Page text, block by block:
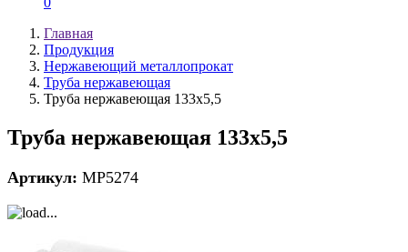
Главная
Продукция
Нержавеющий металлопрокат
Труба нержавеющая
Труба нержавеющая 133х5,5
Труба нержавеющая 133х5,5
Артикул: MP5274